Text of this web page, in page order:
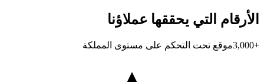
الأرقام التي يحققها عملاؤنا
+3,000 موقع تحت التحكم على مستوى المملكة